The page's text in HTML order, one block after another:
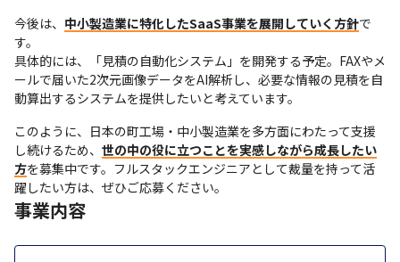
今後は、 中小製造業に特化したSaaS事業を展開していく方針で
す。
具体的には、「見積の自動化システム」を開発する予定。FAXやメ
ールで届いた2次元画像データをAI解析し、必要な情報の見積を自
動算出するシステムを提供したいと考えています。
このように、日本の町工場・中小製造業を多方面にわたって支援
し続けるため、 世の中の役に立つことを実感しながら成長したい
方を募集中です。フルスタックエンジニアとして裁量を持って活
躍したい方は、ぜひご応募ください。
事業内容